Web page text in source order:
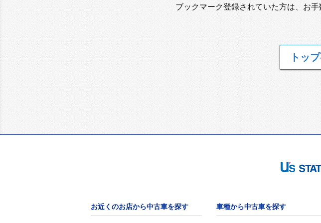
ブックマーク登録されていた方は、お
トッ
お近くのお店から中古車を探す 車種から中古車を探す